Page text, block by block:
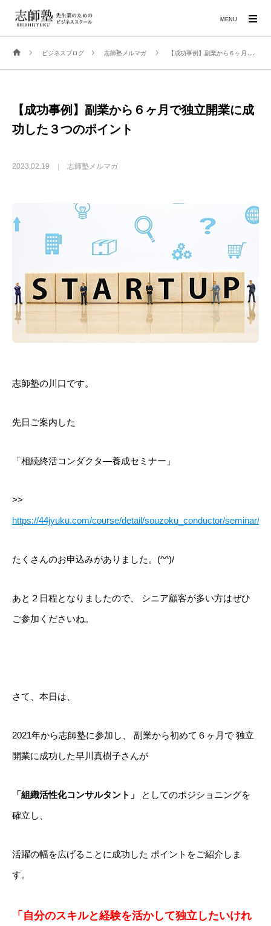
ビジネスブログ 志師塾メルマガ 【成功事例】副業から６ヶ月で独立開業に成功した３つのポイント
【成功事例】副業から６ヶ月で独立開業に成
功した３つのポイント
2023.02.19 志師塾メルマガ
志師塾の川口です。
先日ご案内した
「相続終活コンダクタ―養成セミナー」
>>
https://44jyuku.com/course/detail/souzoku_conductor/seminar/
たくさんのお申込みがありました。(^^)/
あと２日程となりましたので、
シニア顧客が多い方はぜひ
ご参加くださいね。
さて、本日は、
2021年から志師塾に参加し、 副業から初めて６ヶ月で 独立
開業に成功した早川真樹子さんが
「組織活性化コンサルタント」
としてのポジショニングを
確立し、
活躍の幅を広げることに成功した ポイントをご紹介しま
す。
「自分のスキルと経験を活かして独立したいけれ
MENU